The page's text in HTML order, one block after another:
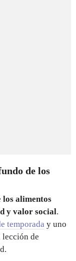
de los
los alimentos
y valor social.
temporada y uno
lección de